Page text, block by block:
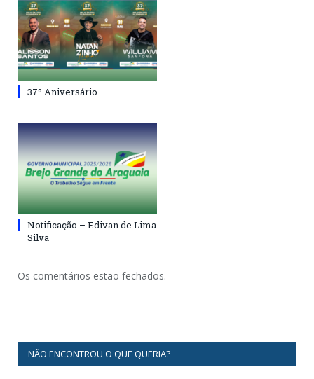
37º Aniversário
Notificação – Edivan de Lima
Silva
Os comentários estão fechados.
NÃO ENCONTROU O QUE QUERIA?